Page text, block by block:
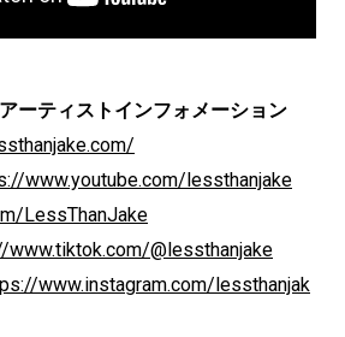
ティストインフォメーション
www.youtube.com/lessthanjake
LessThanJake
www.tiktok.com/@lessthanjake
www.instagram.com/lessthanjak